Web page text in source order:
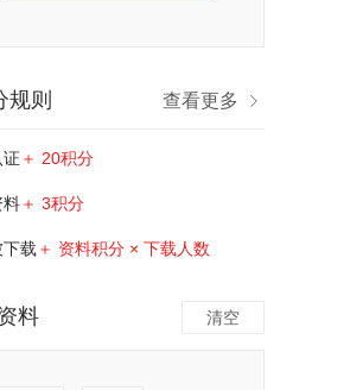
规则 查看更多
＋ 20积分
料＋ 3积分
载 ＋ 资料积分 × 下载人数
料 清空